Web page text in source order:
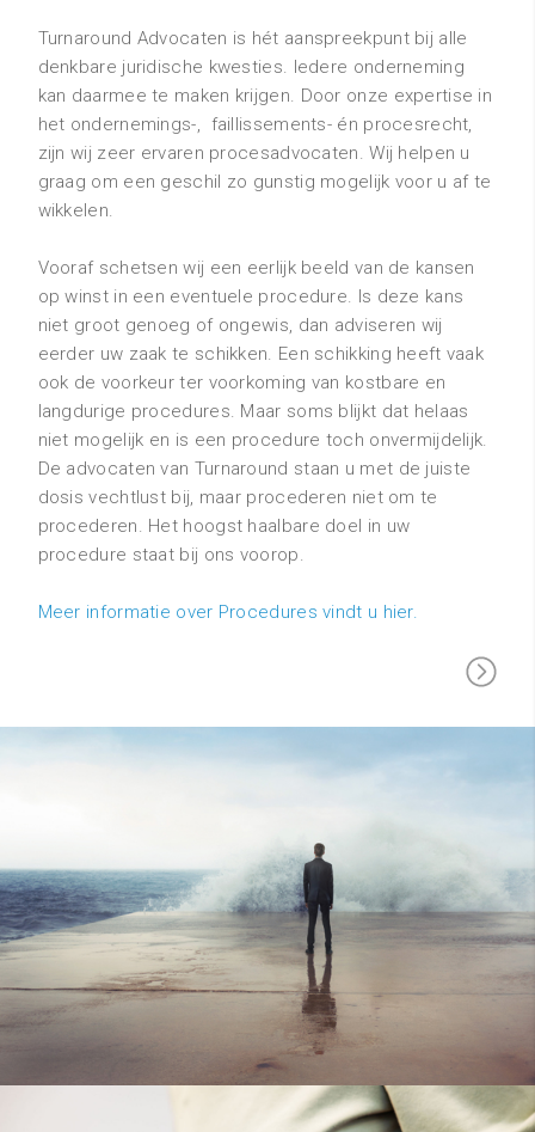
Turnaround Advocaten is hét aanspreekpunt bij alle
denkbare juridische kwesties. Iedere onderneming
kan daarmee te maken krijgen. Door onze expertise in
het ondernemings-, faillissements- én procesrecht,
zijn wij zeer ervaren procesadvocaten. Wij helpen u
graag om een geschil zo gunstig mogelijk voor u af te
wikkelen.
Vooraf schetsen wij een eerlijk beeld van de kansen
op winst in een eventuele procedure. Is deze kans
niet groot genoeg of ongewis, dan adviseren wij
eerder uw zaak te schikken. Een schikking heeft vaak
ook de voorkeur ter voorkoming van kostbare en
langdurige procedures. Maar soms blijkt dat helaas
niet mogelijk en is een procedure toch onvermijdelijk.
De advocaten van Turnaround staan u met de juiste
dosis vechtlust bij, maar procederen niet om te
procederen. Het hoogst haalbare doel in uw
procedure staat bij ons voorop.
Meer informatie over Procedures vindt u hier.